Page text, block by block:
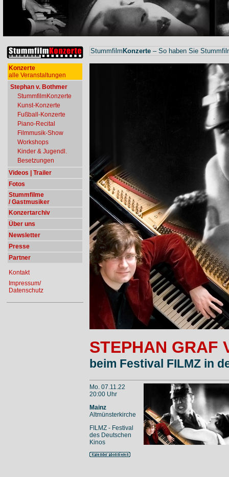
Konzerte
alle Veranstaltungen
Stephan v. Bothmer
StummfilmKonzerte
Kunst-Konzerte
Fußball-Konzerte
Piano-Recital
Filmmusik-Show
Workshops
Kinder & Jugendl.
Besetzungen
Videos | Trailer
Fotos
Stummfilme
/ Gastmusiker
Konzertarchiv
Über uns
Newsletter
Presse
Partner
Kontakt
Impressum/
Datenschutz
Stummfilm Konzerte– So haben Sie
STEPHAN GRAF
beim Festival FILMZ in
Mo. 07.11.22
20:00 Uhr
Mainz
Altmünsterkirche
FILMZ - Festival
des Deutschen
Kinos